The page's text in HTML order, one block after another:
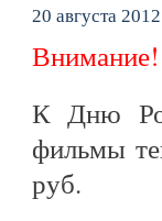
20 августа 2012
Внимание!
К Дню
фильмы
руб.